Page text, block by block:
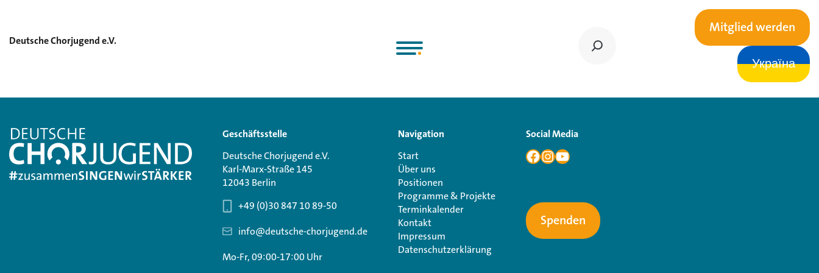
Deutsche Chorjugend e.V.
Mitglied werden
Україна
Geschäftsstelle
Deutsche Chorjugend e.V.
Karl-Marx-Straße 145
12043 Berlin
+49 (0)30 847 10 89-50
info@deutsche-chorjugend.de
Mo-Fr, 09:00-17:00 Uhr
Navigation
Start
Über uns
Positionen
Programme & Projekte
Terminkalender
Kontakt
Impressum
Datenschutzerklärung
Social Media
Spenden